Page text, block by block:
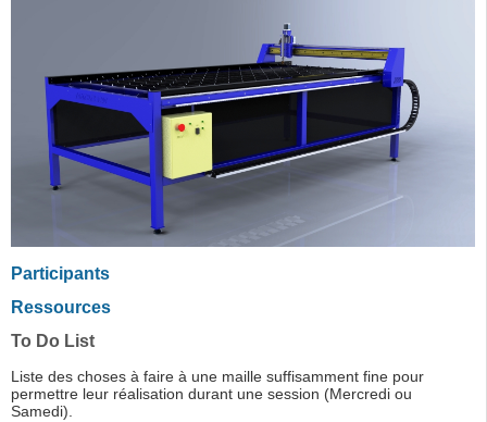
Participants
Ressources
To Do List
Liste des choses à faire à une maille suffisamment fine pour
permettre leur réalisation durant une session (Mercredi ou
Samedi).